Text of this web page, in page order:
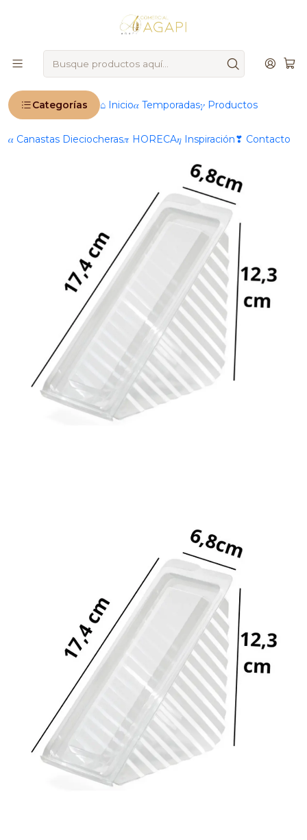
Categorías ⌂ Inicio𝛼 Temporadas𝛾 Productos
𝛼 Canastas Dieciocheras𝜋 HORECA𝜂 Inspiración❣ Contacto
IMPORTANTE: Ahora operamos 100 % online 🚨
Inicio Productos ®️ Marcas
Darnel
Contenedor Portasándwich Triangular Sencillo 50
Unidades